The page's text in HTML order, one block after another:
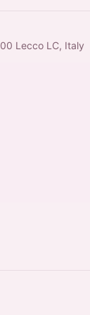
Lecco LC, Italy